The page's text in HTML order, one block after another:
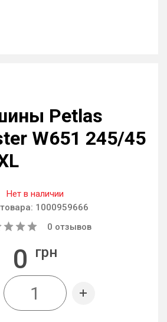
Petlas
W651 245/45
Нет в наличии
1000959666
0 отзывов
0 грн